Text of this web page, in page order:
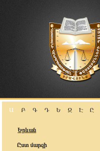
Ա Բ Գ Դ Ե Զ Է Ը
Երևան
Ըստ մարզի